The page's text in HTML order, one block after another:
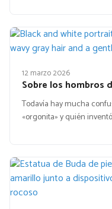
12 marzo 2026
Sobre los hombros
Todavía hay mucha
«orgonita» y quién